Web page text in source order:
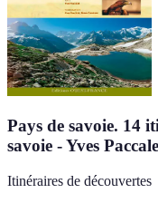
Pays de savoie. 14
savoie - Yves
Itinéraires de découvertes